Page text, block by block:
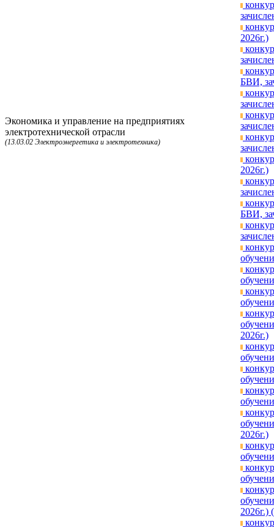
2026г.)
Экономика и управление на предприятиях
электротехнической отрасли
(13.03.02 Электроэнергетика и электротехника)
БВИ,
2026г.)
БВИ,
2026г.)
2026г.)
2026г.)